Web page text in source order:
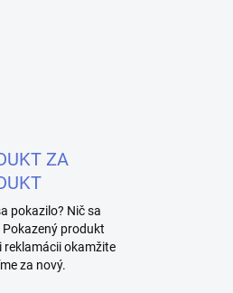
ZA
pokazilo? Nič sa
Pokazený produkt
reklamácii okamžite
za nový.